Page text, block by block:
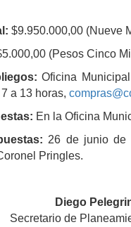
$9.950.000,00 (Nueve
(Pesos Cinco
Oficina
a 13 horas,
En la Oficina
26 de junio de
Pringles.
Diego
Secretario de